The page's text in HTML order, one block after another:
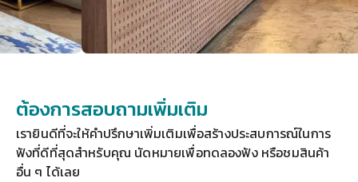
ต้องการสอบถามเพิ่มเติม
เรายินดีที่จะให้คำปรึกษาเพิ่มเติมเพื่อสร้างประสบการณ์ในการ
ฟังที่ดีที่สุดสำหรับคุณ นัดหมายเพื่อทดลองฟัง หรือชมสินค้า
อื่น ๆ ได้เลย